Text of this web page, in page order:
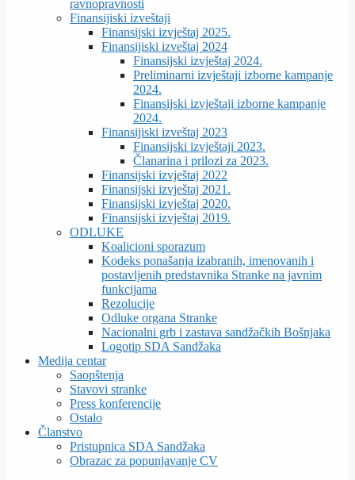
ravnopravnosti
Finansijiski izveštaji
Finansijski izvještaj 2025.
Finansijiski izveštaj 2024
Finansijski izvještaj 2024.
Preliminarni izvještaji izborne kampanje
2024.
Finansijski izvještaji izborne kampanje
2024.
Finansijiski izveštaj 2023
Finansijski izvještaji 2023.
Članarina i prilozi za 2023.
Finansijski izvještaj 2022
Finansijski izvještaj 2021.
Finansijski izvještaj 2020.
Finansijski izvještaj 2019.
ODLUKE
Koalicioni sporazum
Kodeks ponašanja izabranih, imenovanih i
postavljenih predstavnika Stranke na javnim
funkcijama
Rezolucije
Odluke organa Stranke
Nacionalni grb i zastava sandžačkih Bošnjaka
Logotip SDA Sandžaka
Medija centar
Saopštenja
Stavovi stranke
Press konferencije
Ostalo
Članstvo
Pristupnica SDA Sandžaka
Obrazac za popunjavanje CV